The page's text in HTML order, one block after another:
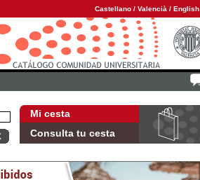
Castellano / Valencià / English
Mi cesta
Consulta tu cesta